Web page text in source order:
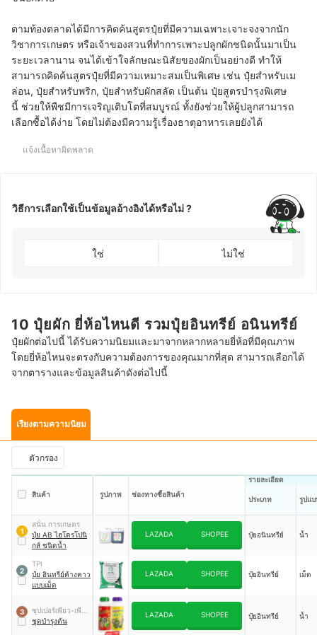
ตามท้องตลาดได้มีการคิดค้นสูตรปุ๋ยที่มีความเฉพาะเจาะจงจากนัก
วิชาการเกษตร หรือเจ้าของสวนที่ทำการเพาะปลูกผักชนิดนั้นมาเป็น
ระยะเวลานาน จนได้เข้าใจลักษณะนิสัยของผักเป็นอย่างดี ทำให้
สามารถคิดค้นสูตรปุ๋ยที่มีความเหมาะสมเป็นพิเศษ เช่น ปุ๋ยสำหรับเม
ล่อน, ปุ๋ยสำหรับพริก, ปุ๋ยสำหรับผักสลัด เป็นต้น ปุ๋ยสูตรบำรุงพิเศษ
นี้ ช่วยให้พืชมีการเจริญเติบโตที่สมบูรณ์ ทั้งยังช่วยให้ผู้ปลูกสามารถ
เลือกซื้อได้ง่าย โดยไม่ต้องมีความรู้เรื่องธาตุอาหารเลยยังได้
แจ้งเนื้อหาผิดพลาด
วิธีการเลือกใช้เป็นข้อมูลอ้างอิงได้หรือไม่ ?
ใช่ ไม่ใช่
10 ปุ๋ยผัก ยี่ห้อไหนดี รวมปุ๋ยอินทรีย์ อนินทรีย์
ปุ๋ยผักต่อไปนี้ ได้รับความนิยมและมาจากหลากหลายยี่ห้อที่มีคุณภาพ
โดยยี่ห้อไหนจะตรงกับความต้องการของคุณมากที่สุด สามารถเลือกได้
จากตารางและข้อมูลสินค้าดังต่อไปนี้
เรียงตามความนิยม
ตัวกรอง
สินค้า รูปภาพ ช่องทางซื้อสินค้า
รายละเอียด
ประเภท รูปแบ
1
สนั่น การเกษตร
ปุ๋ย AB ไฮโดรโปนิ
กส์ ชนิดน้ำ
LAZADA SHOPEE ปุ๋ยอนินทรีย์ น้ำ
2
TPI
ปุ๋ย อินทรีย์ค้างคาว
แบบเม็ด
LAZADA SHOPEE ปุ๋ยอินทรีย์ เม็ด
3
ซุปเปอร์เพียว-เพียว
เวิร์ค
ชุดบำรุงต้น
LAZADA SHOPEE ปุ๋ยอินทรีย์ น้ำ